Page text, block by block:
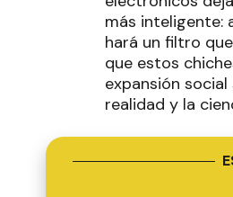
más inteligente:
hará un filtro
que estos
expansión
realidad y la